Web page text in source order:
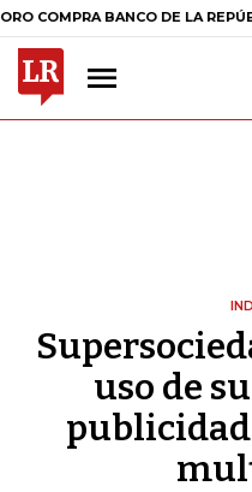
BANCO DE LA REPÚBLICA
uso de
publicidad